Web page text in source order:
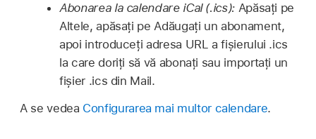
Abonarea la calendare iCal (.ics):Apăsați pe
Altele, apăsați pe Adăugați un abonament,
apoi introduceți adresa URL a fișierului .ics
la care doriți să vă abonați sau importați un
fișier .ics din Mail.
A se vedea Configurarea mai multor calendare.